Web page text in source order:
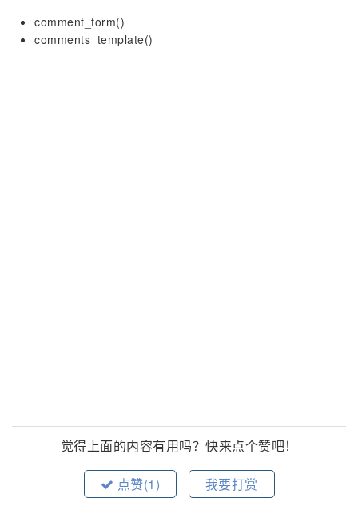
comment_form()
comments_template()
觉得上面的内容有用吗？快来点个赞吧！
点赞(1) 我要打赏